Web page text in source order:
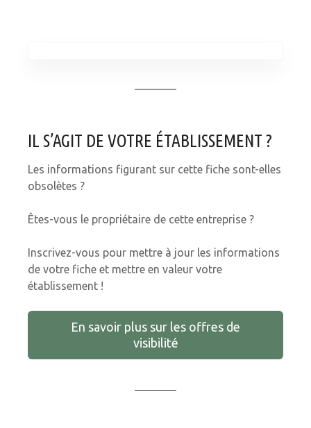
IL S’AGIT DE VOTRE ÉTABLISSEMENT ?
Les informations figurant sur cette fiche sont-elles
obsolètes ?
Êtes-vous le propriétaire de cette entreprise ?
Inscrivez-vous pour mettre à jour les informations
de votre fiche et mettre en valeur votre
établissement !
En savoir plus sur les offres de
visibilité